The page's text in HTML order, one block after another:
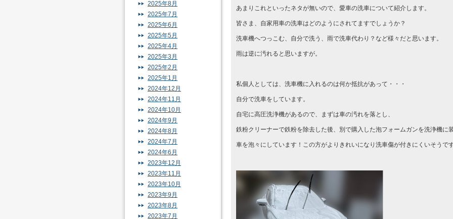
あまりこれといったネタが無いので、愛車の洗車について紹介します。
皆さま、自家用車の洗車はどのようにされてますでしょうか？
洗車機へつっこむ、自分で洗う、雨で洗車代わり？など様々だと思います。
雨は逆に汚れると思いますが。
私個人としては、洗車機に入れるのは何か抵抗があって・・・
自分で洗車をしています。
自宅に高圧洗浄機があるので、まずは車の汚れを落とし、
鉄粉クリーナーで鉄粉を除去した後、別で購入した泡フォームガンを洗浄機に
車を泡々にしています！この方がよりきれいになり洗車傷が付きにくいそうです
2025年8月
2025年7月
2025年6月
2025年5月
2025年4月
2025年3月
2025年2月
2025年1月
2024年12月
2024年11月
2024年10月
2024年9月
2024年8月
2024年7月
2024年6月
2023年12月
2023年11月
2023年10月
2023年9月
2023年8月
2023年7月